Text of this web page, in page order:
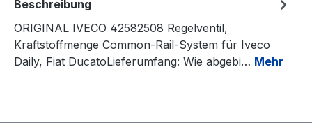
Beschreibung
ORIGINAL IVECO 42582508 Regelventil,
Kraftstoffmenge Common-Rail-System für Iveco
Daily, Fiat DucatoLieferumfang: Wie abgebi… Mehr